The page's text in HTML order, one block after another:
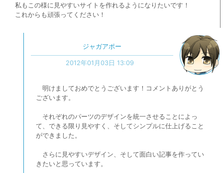
私もこの様に見やすいサイトを作れるようになりたいです！
これからも頑張ってください！
ジャガアポー
2012年01月03日 13:09
明けましておめでとうございます！コメントありがとう
ございます。
それぞれのパーツのデザインを統一させることによっ
て、できる限り見やすく、そしてシンプルに仕上げること
ができました。
さらに見やすいデザイン、そして面白い記事を作ってい
きたいと思っています。